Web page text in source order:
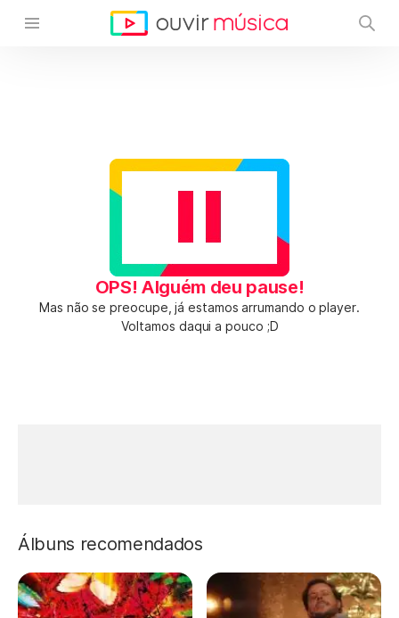
OPS! Alguém deu pause!
Mas não se preocupe, já estamos arrumando o player.
Voltamos daqui a pouco ;D
Álbuns recomendados